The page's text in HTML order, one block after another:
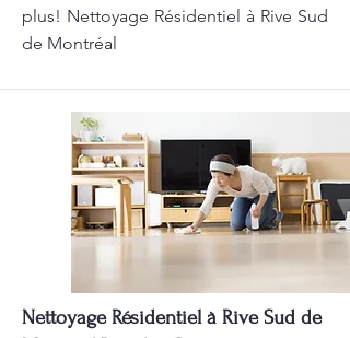
plus! Nettoyage Résidentiel à Rive Sud
de Montréal
Nettoyage Résidentiel à Rive Sud de